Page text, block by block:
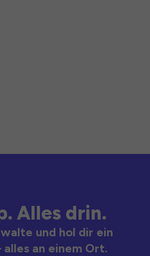
Alles drin.
und hol dir ein
an einem Ort.